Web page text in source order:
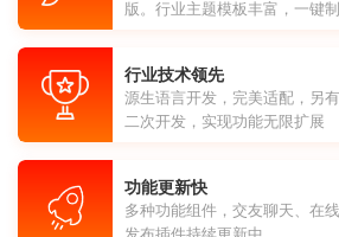
版。行业主题模板丰富，一键
行业技术领先
源生语言开发，完美适配，另
二次开发，实现功能无限扩展
功能更新快
多种功能组件，交友聊天、在